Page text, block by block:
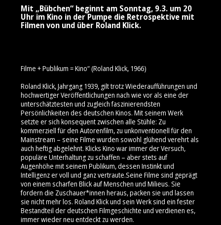
Mit „Bübchen“ beginnt am Sonntag, 9.3. um 20
Uhr im Kino in der Pumpe die Retrospektive mit
Filmen von und über Roland Klick.
Filme + Publikum = Kino“ (Roland Klick, 1966)
Roland Klick, Jahrgang 1939, gilt trotz Wiederaufführungen und
hochwertiger Veröffentlichungen nach wie vor als eine der
unterschätztesten und zugleich faszinierendsten
Persönlichkeiten des deutschen Kinos. Mit seinem Werk
setzte er sich konsequent zwischen alle Stühle: Zu
kommerziell für den Autorenfilm, zu unkonventionell für den
Mainstream – seine Filme wurden sowohl glühend verehrt als
auch heftig abgelehnt. Klicks Kino war immer der Versuch,
populäre Unterhaltung zu schaffen – aber stets auf
Augenhöhe mit seinem Publikum, dessen Instinkt und
Intelligenz er voll und ganz vertraute.Seine Filme sind geprägt
von einem scharfen Blick auf Menschen und Milieus. Sie
fordern die Zuschauer*innen heraus, packen sie und lassen
sie nicht mehr los. Roland Klick und sein Werk sind ein fester
Bestandteil der deutschen Filmgeschichte und verdienen es,
immer wieder neu entdeckt zu werden.